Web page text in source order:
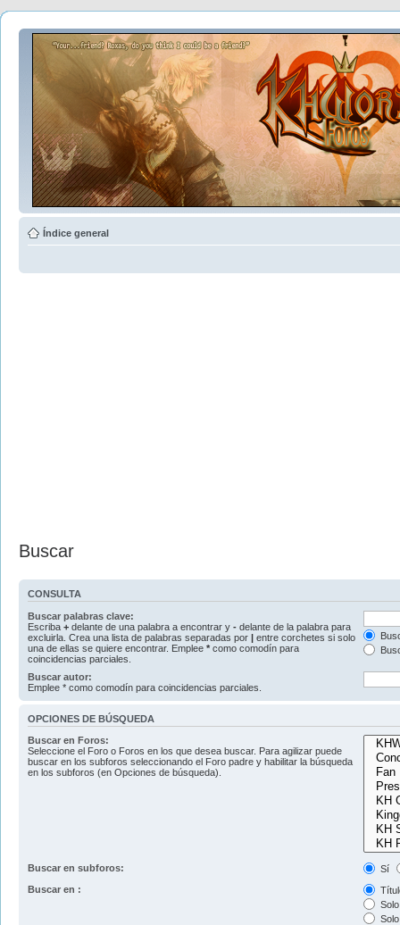
Índice general
Buscar
CONSULTA
Buscar palabras clave:
Escriba + delante de una palabra a encontrar y - delante de la palabra para
excluirla. Crea una lista de palabras separadas por | entre corchetes si solo
una de ellas se quiere encontrar. Emplee * como comodín para
coincidencias parciales.
Buscar autor:
Emplee * como comodín para coincidencias parciales.
OPCIONES DE BÚSQUEDA
Buscar en Foros:
Seleccione el Foro o Foros en los que desea buscar. Para agilizar puede
buscar en los subforos seleccionando el Foro padre y habilitar la búsqueda
en los subforos (en Opciones de búsqueda).
Buscar en subforos:
Sí
Buscar en :